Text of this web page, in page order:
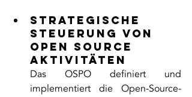
Strategische
Steuerung von
Open Source
Aktivitäten
Das OSPO definiert und
implementiert die Open-Source-